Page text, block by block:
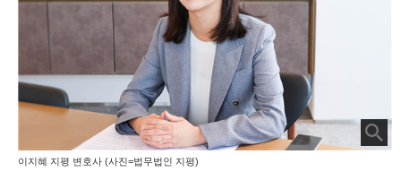
이지혜 지평 변호사 (사진=법무법인 지평)